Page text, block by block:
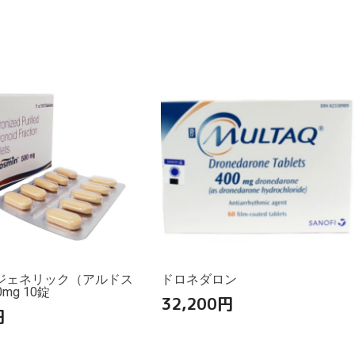
ェネリック（アルドス
10錠
ドロネダロン
32,200円